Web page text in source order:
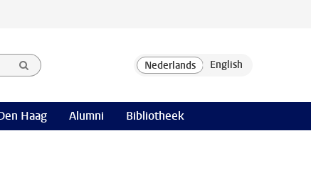
Haag Alumni Bibliotheek